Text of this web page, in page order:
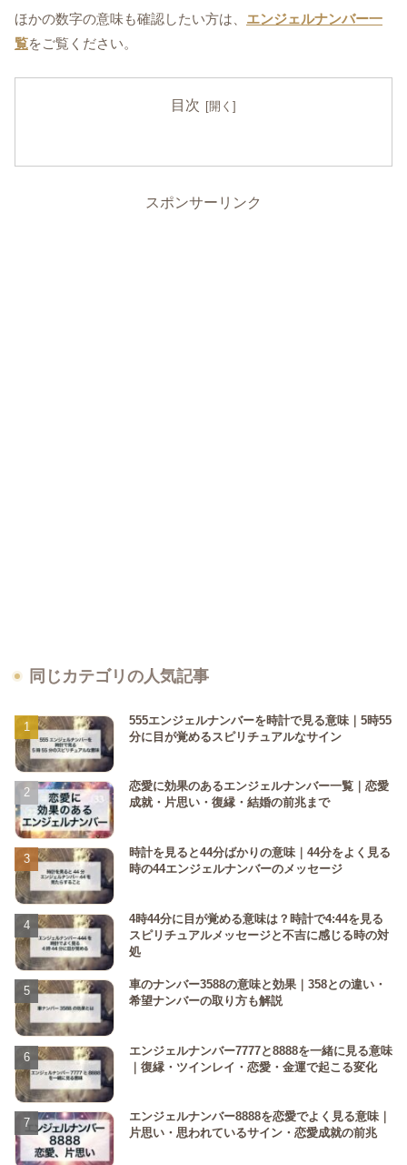
ほかの数字の意味も確認したい方は、 エンジェルナンバー一
覧をご覧ください。
目次
スポンサーリンク
同じカテゴリの人気記事
555エンジェルナンバーを時計で見る意味｜5時55
分に目が覚めるスピリチュアルなサイン
恋愛に効果のあるエンジェルナンバー一覧｜恋愛
成就・片思い・復縁・結婚の前兆まで
時計を見ると44分ばかりの意味｜44分をよく見る
時の44エンジェルナンバーのメッセージ
4時44分に目が覚める意味は？時計で4:44を見る
スピリチュアルメッセージと不吉に感じる時の対
処
車のナンバー3588の意味と効果｜358との違い・
希望ナンバーの取り方も解説
エンジェルナンバー7777と8888を一緒に見る意味
｜復縁・ツインレイ・恋愛・金運で起こる変化
エンジェルナンバー8888を恋愛でよく見る意味｜
片思い・思われているサイン・恋愛成就の前兆